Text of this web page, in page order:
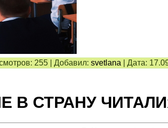
255| Добавил: svetlana Дата:
В СТРАНУ